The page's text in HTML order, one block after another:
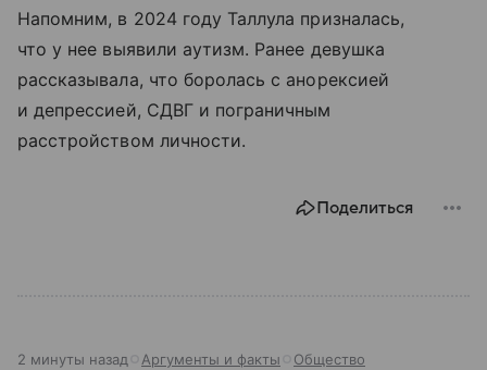
Напомним, в 2024 году Таллула призналась,
что у нее выявили аутизм. Ранее девушка
рассказывала, что боролась с анорексией
и депрессией, СДВГ и пограничным
расстройством личности.
Поделиться
2 минуты назад Аргументы и факты Общество